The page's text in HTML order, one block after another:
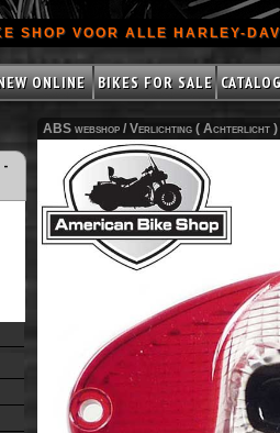
SHOP VOOR ALLE HARLEY-
ONLINE BIKES FOR SALE
-
ABS webshop / Verlichting ( Achterlicht )